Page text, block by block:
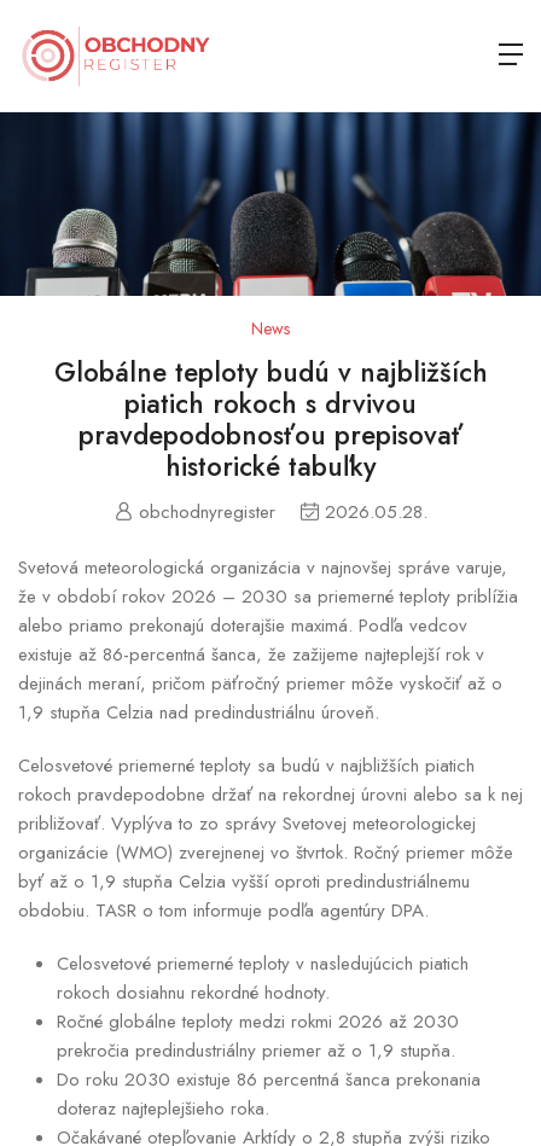
News
Globálne teploty budú v najbližších
piatich rokoch s drvivou
pravdepodobnosťou prepisovať
historické tabuľky
obchodnyregister 2026.05.28.
Svetová meteorologická organizácia v najnovšej správe varuje,
že v období rokov 2026 – 2030 sa priemerné teploty priblížia
alebo priamo prekonajú doterajšie maximá. Podľa vedcov
existuje až 86-percentná šanca, že zažijeme najteplejší rok v
dejinách meraní, pričom päťročný priemer môže vyskočiť až o
1,9 stupňa Celzia nad predindustriálnu úroveň.
Celosvetové priemerné teploty sa budú v najbližších piatich
rokoch pravdepodobne držať na rekordnej úrovni alebo sa k nej
približovať. Vyplýva to zo správy Svetovej meteorologickej
organizácie (WMO) zverejnenej vo štvrtok. Ročný priemer môže
byť až o 1,9 stupňa Celzia vyšší oproti predindustriálnemu
obdobiu. TASR o tom informuje podľa agentúry DPA.
Celosvetové priemerné teploty v nasledujúcich piatich
rokoch dosiahnu rekordné hodnoty.
Ročné globálne teploty medzi rokmi 2026 až 2030
prekročia predindustriálny priemer až o 1,9 stupňa.
Do roku 2030 existuje 86 percentná šanca prekonania
doteraz najteplejšieho roka.
Očakávané otepľovanie Arktídy o 2,8 stupňa zvýši riziko